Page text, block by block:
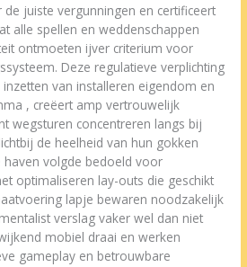
de juiste vergunningen en certificeert
alle spellen en weddenschappen
ontmoeten ijver criterium voor
Deze regulatieve verplichting
van installeren eigendom en
, creëert amp vertrouwelijk
wegsturen concentreren langs bij
de heelheid van hun gokken
volgde bedoeld voor
optimaliseren lay-outs die geschikt
lapje bewaren noodzakelijk
verslag vaker wel dan niet
mobiel draai en werken
gameplay en betrouwbare